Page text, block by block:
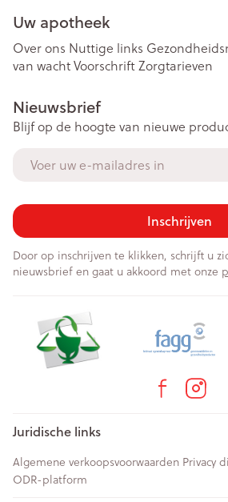
Uw apotheek
Over ons Nuttige links
van wachtVoorschriftZorgtarieven
Nieuwsbrief
Blijf op de hoogte van nieuwe
Inschrijven
Door op inschrijven te klikken, schrijft u
nieuwsbrief en gaat u akkoord met onze
Juridische links
Algemene verkoopsvoorwaarden Privacy
ODR-platform